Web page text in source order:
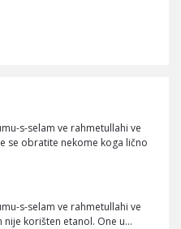
s-selam ve rahmetullahi ve
se obratite nekome koga lično
s-selam ve rahmetullahi ve
nije korišten etanol. One u…